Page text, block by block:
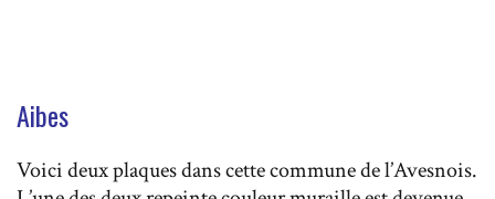
Aibes
Voici deux plaques dans cette commune de l’Avesnois.